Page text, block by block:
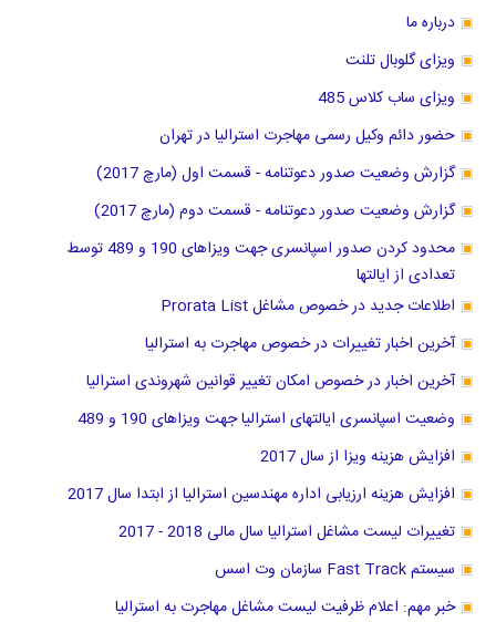
درباره ما
ویزای گلوبال تلنت
ویزای ساب کلاس 485
حضور دائم وکیل رسمی مهاجرت استرالیا در تهران
گزارش وضعیت صدور دعوتنامه - قسمت اول (مارچ 2017)
گزارش وضعیت صدور دعوتنامه - قسمت دوم (مارچ 2017)
محدود کردن صدور اسپانسری جهت ویزاهای 190 و 489 توسط
تعدادی از ایالتها
اطلاعات جدید در خصوص مشاغل Prorata List
آخرین اخبار تغییرات در خصوص مهاجرت به استرالیا
آخرین اخبار در خصوص امکان تغییر قوانین شهروندی استرالیا
وضعیت اسپانسری ایالتهای استرالیا جهت ویزاهای 190 و 489
افزایش هزینه ویزا از سال 2017
افزایش هزینه ارزیابی اداره مهندسین استرالیا از ابتدا سال 2017
تغییرات لیست مشاغل استرالیا سال مالی 2018 - 2017
سیستم Fast Track سازمان وت اسس
خبر مهم: اعلام ظرفیت لیست مشاغل مهاجرت به استرالیا